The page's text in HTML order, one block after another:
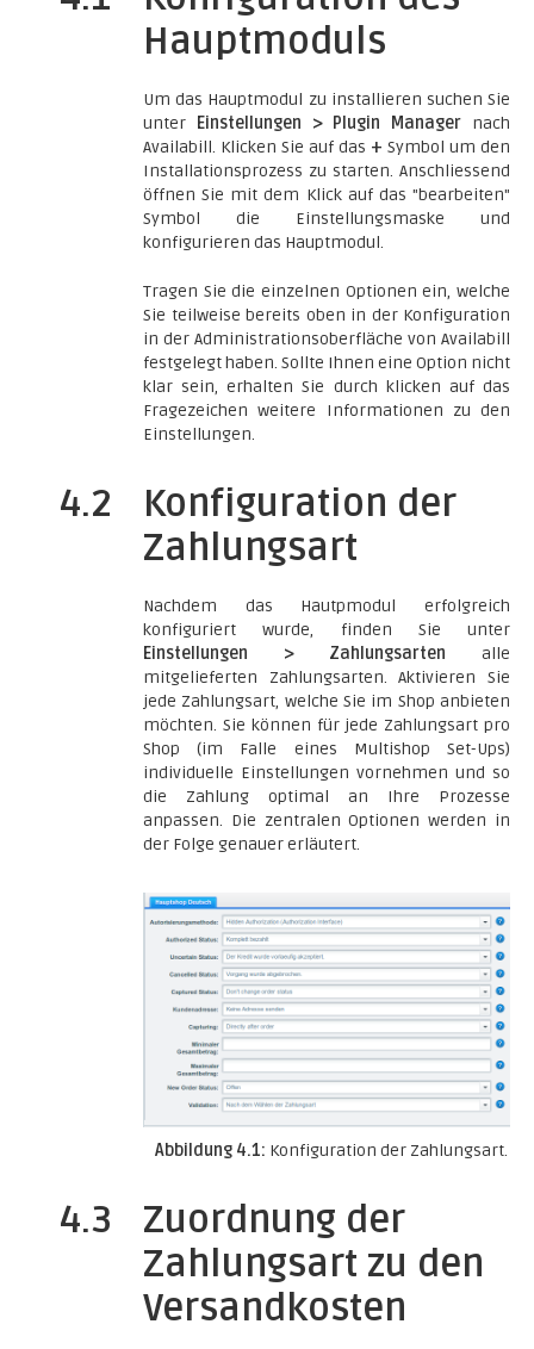
Hauptmoduls
Um das Hauptmodul zu installieren suchen Sie
unter
Einstellungen > Plugin Manager nach
Availabill. Klicken Sie auf das + Symbol um den
Installationsprozess zu starten. Anschliessend
öffnen Sie mit dem Klick auf das "bearbeiten"
Symbol die Einstellungsmaske und
konfigurieren das Hauptmodul.
Tragen Sie die einzelnen Optionen ein, welche
Sie teilweise bereits oben in der Konfiguration
in der Administrationsoberfläche von Availabill
festgelegt haben. Sollte Ihnen eine Option nicht
klar sein, erhalten Sie durch klicken auf das
Fragezeichen weitere Informationen zu den
Einstellungen.
4.2
Konfiguration der
Zahlungsart
Nachdem das Hautpmodul erfolgreich
konfiguriert wurde, finden Sie unter
Einstellungen > Zahlungsarten alle
mitgelieferten Zahlungsarten. Aktivieren Sie
jede Zahlungsart, welche Sie im Shop anbieten
möchten. Sie können für jede Zahlungsart pro
Shop (im Falle eines Multishop Set-Ups)
individuelle Einstellungen vornehmen und so
die Zahlung optimal an Ihre Prozesse
anpassen. Die zentralen Optionen werden in
der Folge genauer erläutert.
Abbildung 4.1: Konfiguration der Zahlungsart.
4.3
Zuordnung der
Zahlungsart zu den
Versandkosten